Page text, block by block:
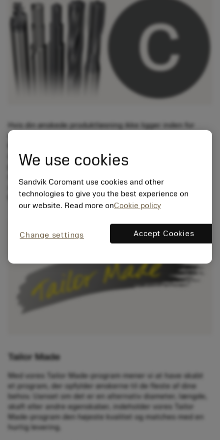
Hvis din ønskede produktløsning ikke ligger inden for
vores standardsortiment, har vi ekspertisen til at
der opfylder dine specifikke applikationskrav. I vores
program med specialfremstillede løsninger kan du vælge
mellem Tailor Made eller Advanced Engineered
afhængig af din applikations kompleksitet og
komponentegenskab.
Tailor Made
Med vores Tailor Made-program mener vi at have skabt
et program, der opfylder ønskerne til de fleste af dine
behov. Uanset om det er en alternativ diameter, længde,
skaft eller andre egenskaber, indeholder vores Tailor
Made-program den højeste kvalitet og matches med en
hurtig levering.
We use cookies
Sandvik Coromant use cookies and other
technologies to give you the best experience on
our website. Read more onCookie policy
Change settings Accept Cookies